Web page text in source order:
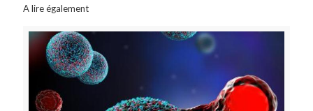
A lire également